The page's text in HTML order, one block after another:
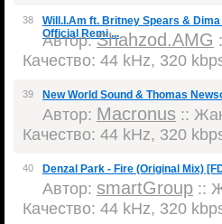
38
Will.I.Am ft. Britney Spears &
Official Remi ...
Автор:Shahzod.AMG
Качество: 44 kHz, 320
39 New World Sound & Thomas
Автор: Macronus ::
Качество: 44 kHz, 320
40 Denzal Park - Fire (Original Mix)
Автор: smartGroup ::
Качество: 44 kHz, 320